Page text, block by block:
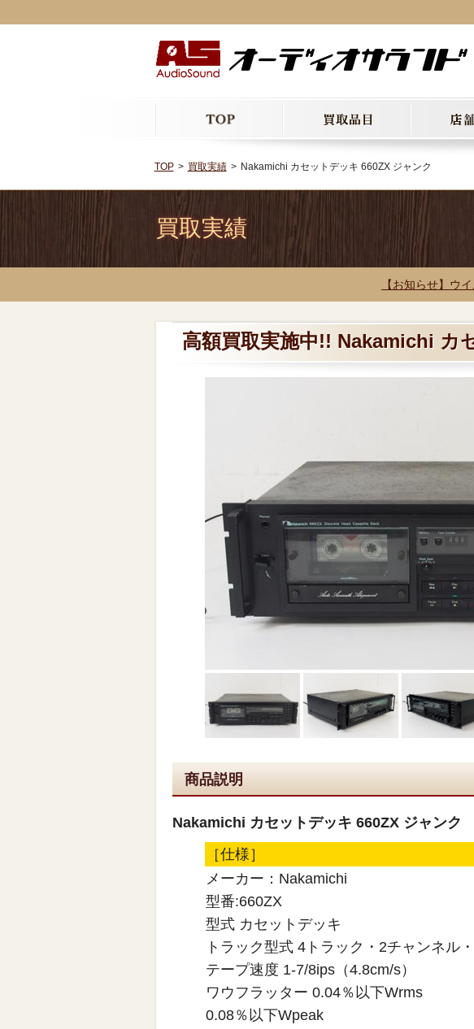
TOP 買取実績 Nakamichi カセットデッキ 660ZX ジャンク
買取実績
【お知らせ】ウ
高額買取実施中!! Nakamichi カ
商品説明
Nakamichi カセットデッキ 660ZX ジャンク
［仕様］
メーカー：Nakamichi
型番:660ZX
型式 カセットデッキ
トラック型式 4トラック・2チャンネル
テープ速度 1-7/8ips（4.8cm/s）
ワウフラッター 0.04％以下Wrms
0.08％以下Wpeak